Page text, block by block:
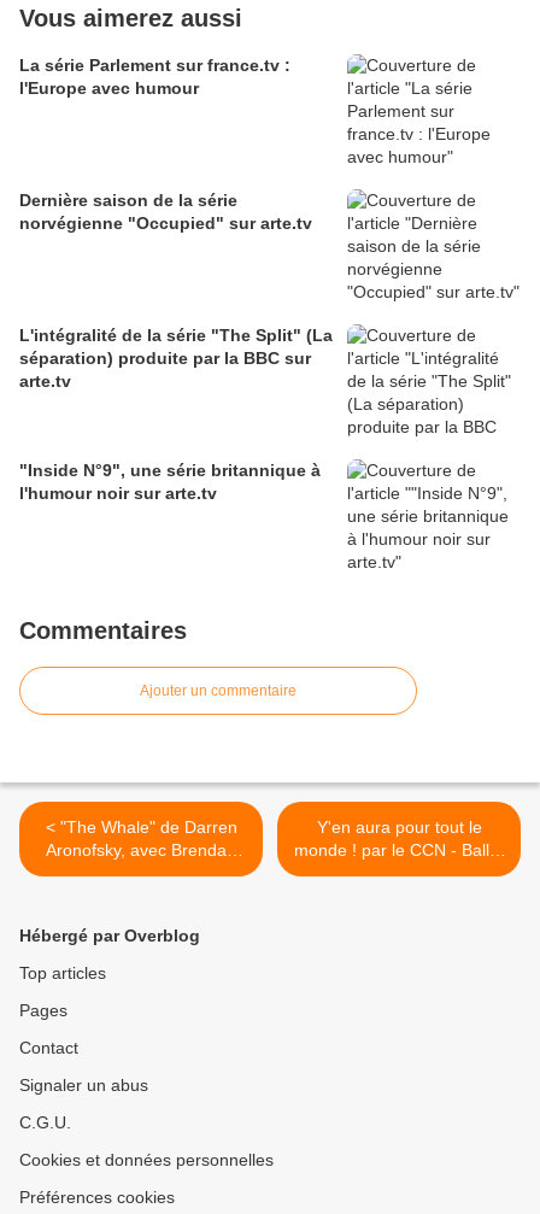
Vous aimerez aussi
La série Parlement sur france.tv :
l'Europe avec humour
Dernière saison de la série
norvégienne "Occupied" sur arte.tv
L'intégralité de la série "The Split" (La
séparation) produite par la BBC sur
arte.tv
"Inside N°9", une série britannique à
l'humour noir sur arte.tv
Commentaires
Ajouter un commentaire
< "The Whale" de Darren
Aronofsky, avec Brendan
Fraser
Y'en aura pour tout le
monde ! par le CCN - Ballet
de Lorraine >
Hébergé par Overblog
Top articles
Pages
Contact
Signaler un abus
C.G.U.
Cookies et données personnelles
Préférences cookies